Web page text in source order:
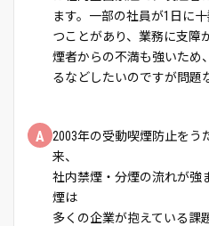
ます。一部の社員が1日に
つことがあり、業務に支障
煙者からの不満も強いため
るなどしたいのですが問題
A
2003年の受動喫煙防止をう
来、
社内禁煙・分煙の流れが強
煙は
多くの企業が抱えている課